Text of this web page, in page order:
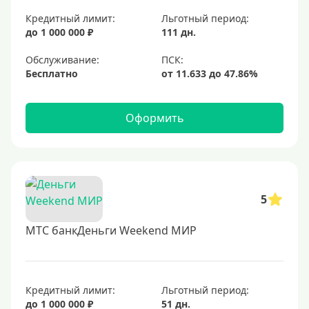
Для покупок
Для путешествий
Условия
За 5 минут
За 15 минут
Экспресс
Кредитные карты, доступные каждому
С открытыми просрочками
Кредит без проверки кредитной истории.
Со 100 процентным одобрением
Кредитный лимит:
до 1 000 000 ₽
Льготный период:
111 дн.
Обслуживание:
Бесплатно
Оформить
5
МТС банкДеньги Weekend МИР
Кредитный лимит:
до 1 000 000 ₽
Льготный период:
51 дн.